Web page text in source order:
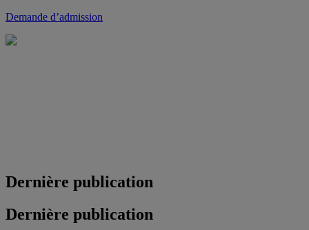
Demande d’admission
Dernière publication
Dernière publication